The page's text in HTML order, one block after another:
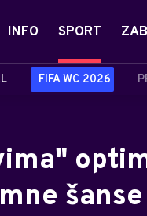
INFO SPORT
FIFA WC 2026